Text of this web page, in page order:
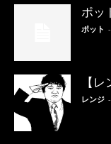
ポッ
ポット -
【
レンジ -